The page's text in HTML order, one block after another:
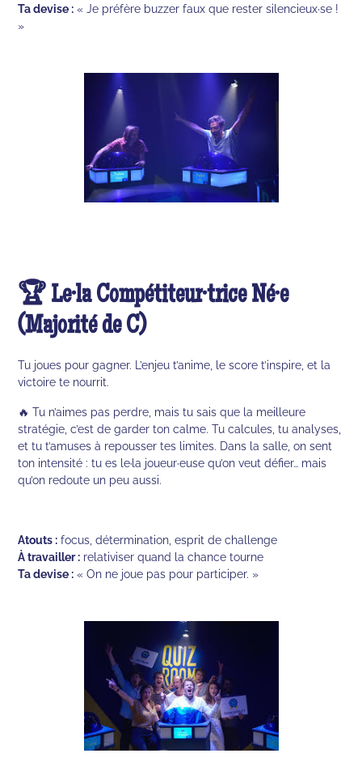
Ta devise : « Je préfère buzzer faux que rester silencieux·se !
»
🏆 Le·la Compétiteur·trice Né·e
(Majorité de C)
Tu joues pour gagner. L’enjeu t’anime, le score t’inspire, et la
victoire te nourrit.
🔥 Tu n’aimes pas perdre, mais tu sais que la meilleure
stratégie, c’est de garder ton calme. Tu calcules, tu analyses,
et tu t’amuses à repousser tes limites. Dans la salle, on sent
ton intensité : tu es le·la joueur·euse qu’on veut défier… mais
qu’on redoute un peu aussi.
Atouts : focus, détermination, esprit de challenge
À travailler : relativiser quand la chance tourne
Ta devise : « On ne joue pas pour participer. »